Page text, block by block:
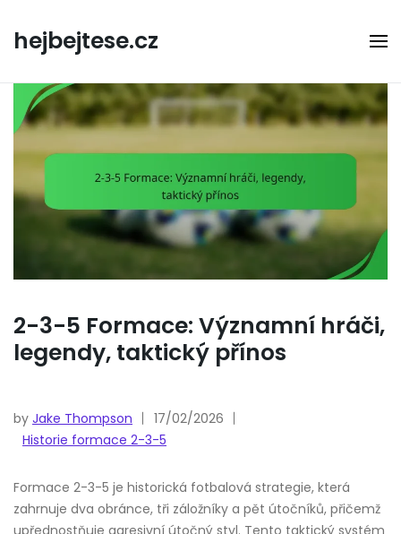
content
hejbejtese.cz
2-3-5 Formace: Významní hráči,
legendy, taktický přínos
by Jake Thompson
17/02/2026
Historie formace 2-3-5
Formace 2-3-5 je historická fotbalová strategie, která
zahrnuje dva obránce, tři záložníky a pět útočníků, přičemž
upřednostňuje agresivní útočný styl. Tento taktický systém